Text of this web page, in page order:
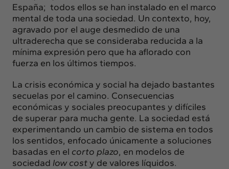
España; todos ellos se han instalado en el marco
mental de toda una sociedad. Un contexto, hoy,
agravado por el auge desmedido de una
ultraderecha que se consideraba reducida a la
mínima expresión pero que ha aflorado con
fuerza en los últimos tiempos.
La crisis económica y social ha dejado bastantes
secuelas por el camino. Consecuencias
económicas y sociales preocupantes y difíciles
de superar para mucha gente. La sociedad está
experimentando un cambio de sistema en todos
los sentidos, enfocado únicamente a soluciones
basadas en el corto plazo, en modelos de
sociedad low cost y de valores líquidos.